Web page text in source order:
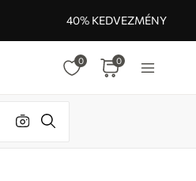
40% KEDVEZMÉNY
0 0